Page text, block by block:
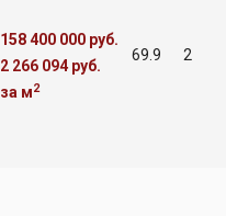
158 400 000 руб.
2 266 094 руб.
за м2
69.9 2